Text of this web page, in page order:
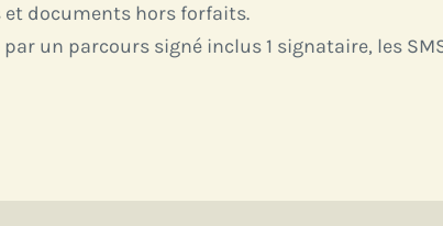
et documents hors forfaits.
un parcours signé inclus 1 signataire, les